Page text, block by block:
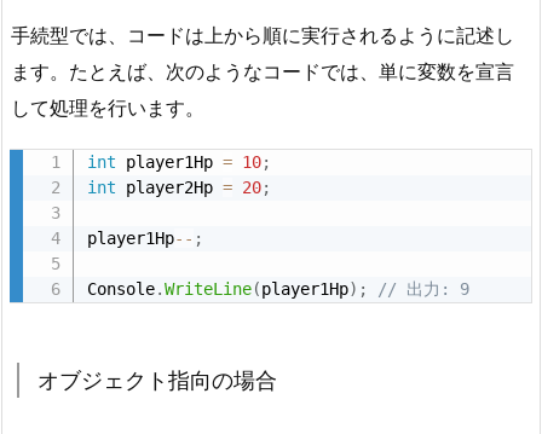
続
型
の
ブ
ク
手続型では、コードは上から順に実行されるように記述し
ます。たとえば、次のようなコードでは、単に変数を宣言
して処理を行います。
int player1Hp = 10;
int player2Hp = 20;
player1Hp-- ;
Console.WriteLine(player1Hp) ; // 出力: 9
オブジェクト指向の場合